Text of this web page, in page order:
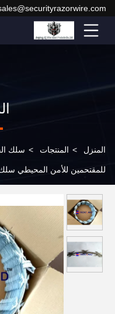
المنزل > المنتجات > سلك
للمقتحمين للأمن المحيطي